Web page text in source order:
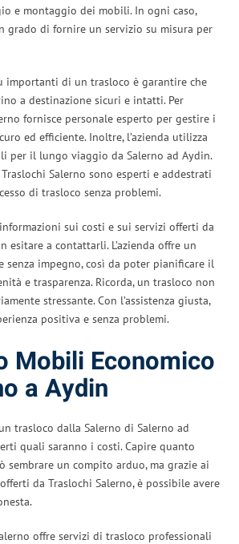
e montaggio dei mobili. In ogni caso,
grado di fornire un servizio su misura per
importanti di un trasloco è garantire che
a destinazione sicuri e intatti. Per
fornisce personale esperto per gestire i
ed efficiente. Inoltre, l’azienda utilizza
per il lungo viaggio da Salerno ad Aydin.
Salerno sono esperti e addestrati
di trasloco senza problemi.
sui costi e sui servizi offerti da
esitare a contattarli. L’azienda offre un
senza impegno, così da poter pianificare il
e trasparenza. Ricorda, un trasloco non
stressante. Con l’assistenza giusta,
positiva e senza problemi.
Mobili Economico
a Aydin
trasloco dalla Salerno di Salerno ad
quali saranno i costi. Capire quanto
sembrare un compito arduo, ma grazie ai
da Traslochi Salerno, è possibile avere
offre servizi di trasloco professionali